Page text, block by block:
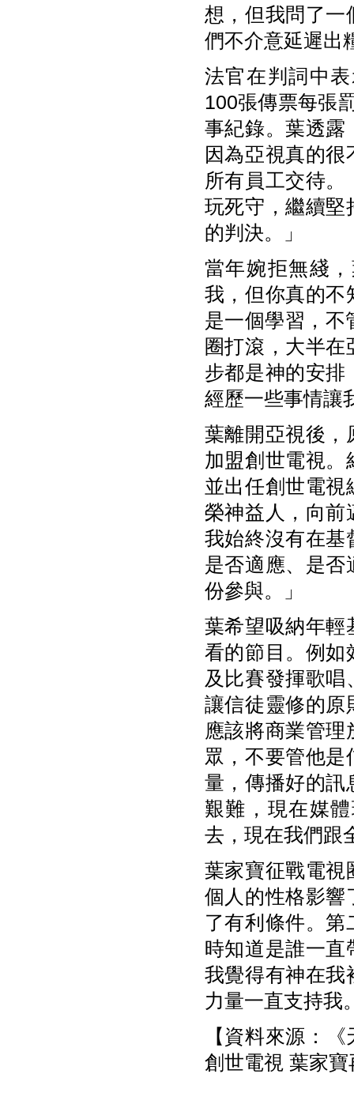
想，但我問了一
們不介意延遲出
法官在判詞中
100張傳票每張
事紀錄。葉透露
因為亞視真的
所有員工交待
玩死守，繼續堅
的判決。」
當年婉拒無綫
我，但你真的不
是一個學習，不
圈打滾，大半
步都是神的安排
經歷一些事情讓
葉離開亞視後，
加盟創世電視。
並出任創世電視
榮神益人，向前
我始終沒有在基
是否適應、是否
份參與。」
葉希望吸納年輕
看的節目。例如
及比賽發揮歌
讓信徒靈修的原
應該將商業管
眾，不要管他
量，傳播好的訊
艱難，現在媒
去，現在我們跟
葉家寶征戰電視
個人的性格影響
了有利條件。
時知道是誰一直
我覺得有神在我
力量一直支持我
【資料來源：
創世電視 葉家